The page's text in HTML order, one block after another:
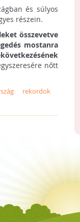
és súlyos
részein.
összevetve
mostanra
nőtt
rekordok